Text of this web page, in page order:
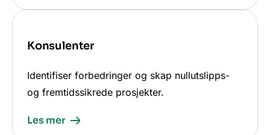
Konsulenter
Identifiser forbedringer og skap nullutslipps-
og fremtidssikrede prosjekter.
Les mer